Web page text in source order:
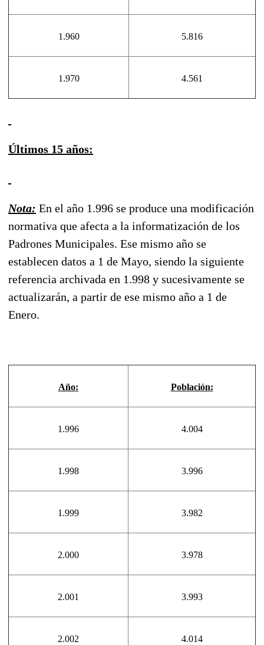
1.960 5.816
1.970 4.561
Últimos 15 años:
Nota: En el año 1.996 se produce una modificación
normativa que afecta a la informatización de los
Padrones Municipales. Ese mismo año se
establecen datos a 1 de Mayo, siendo la siguiente
referencia archivada en 1.998 y sucesivamente se
actualizarán, a partir de ese mismo año a 1 de
Enero.
Año: Población:
1.996 4.004
1.998 3.996
1.999 3.982
2.000 3.978
2.001 3.993
2.002 4.014